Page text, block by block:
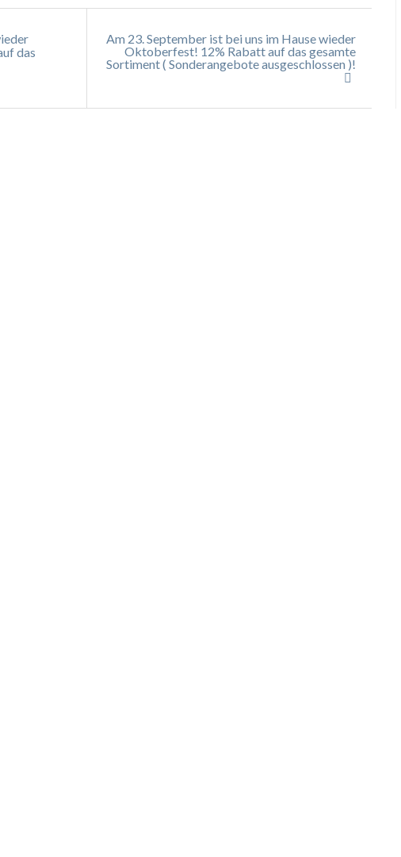
das
Am 23. September ist bei uns im Hause wieder
Oktoberfest! 12% Rabatt auf das gesamte
Sortiment ( Sonderangebote ausgeschlossen )!